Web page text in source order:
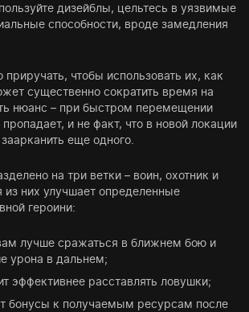
дизейблы, цельтесь в уязвимые
способности, вроде замедления
чтобы использовать их, как
существенно сократить время на
нюанс – при быстром перемещении
и не факт, что в новой локации
еще одного.
на три ветки – воин, охотник и
них улучшает определенные
героини:
лучше сражаться в ближнем бою и
урона в дальнем;
эффективнее расставлять ловушки;
бонусы к получаемым ресурсам после